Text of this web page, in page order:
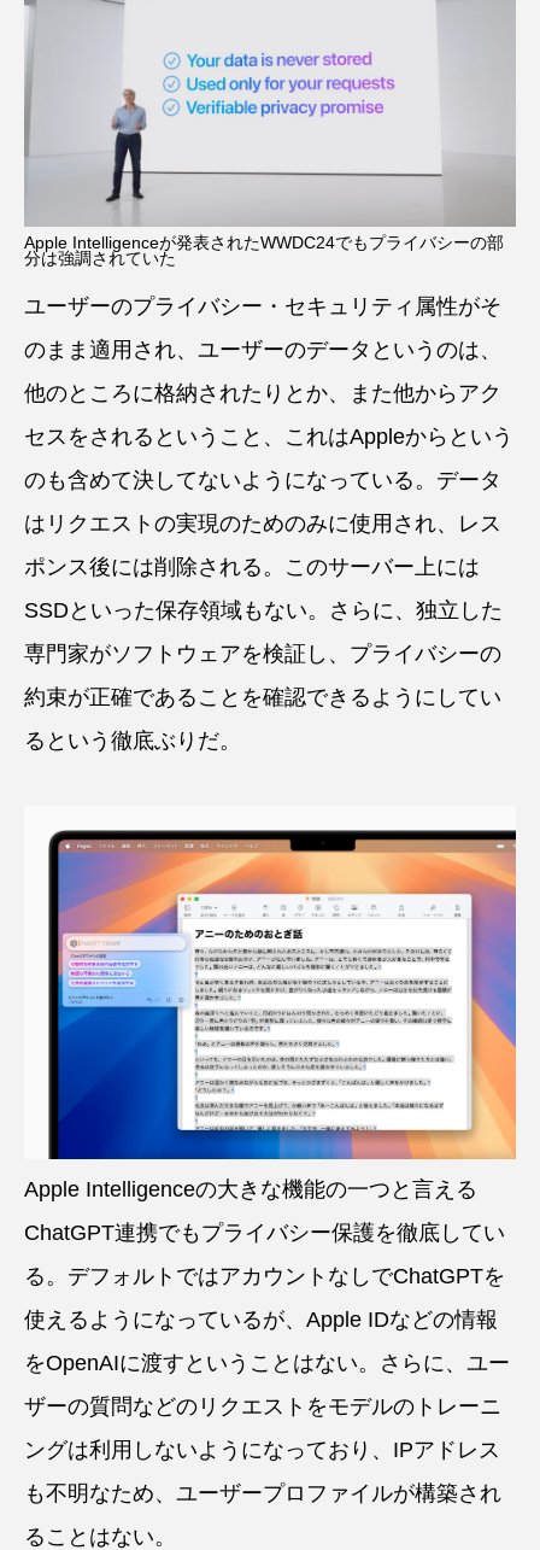
Apple Intelligenceが発表されたWWDC24でもプライバシーの部
分は強調されていた
ユーザーのプライバシー・セキュリティ属性がそ
のまま適用され、ユーザーのデータというのは、
他のところに格納されたりとか、また他からアク
セスをされるということ、これはAppleからという
のも含めて決してないようになっている。データ
はリクエストの実現のためのみに使用され、レス
ポンス後には削除される。このサーバー上には
SSDといった保存領域もない。さらに、独立した
専門家がソフトウェアを検証し、プライバシーの
約束が正確であることを確認できるようにしてい
るという徹底ぶりだ。
Apple Intelligenceの大きな機能の一つと言える
ChatGPT連携でもプライバシー保護を徹底してい
る。デフォルトではアカウントなしでChatGPTを
使えるようになっているが、Apple IDなどの情報
をOpenAIに渡すということはない。さらに、ユー
ザーの質問などのリクエストをモデルのトレーニ
ングは利用しないようになっており、IPアドレス
も不明なため、ユーザープロファイルが構築され
ることはない。